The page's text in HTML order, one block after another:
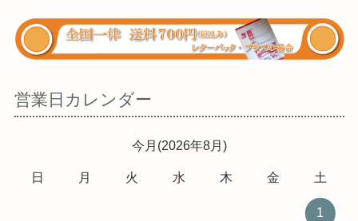
営業日カレンダー
今月(2026年8月)
日 月 火 水 木 金 土
1